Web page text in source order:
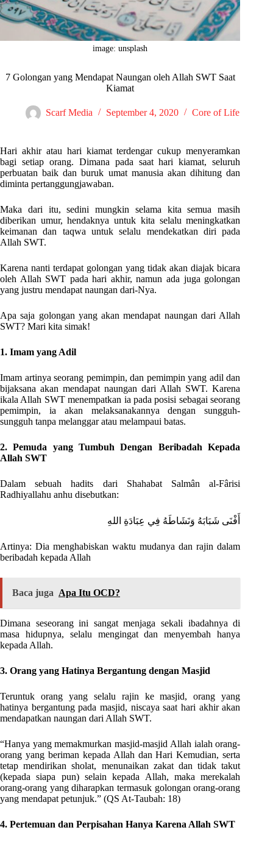
image: unsplash
7 Golongan yang Mendapat Naungan oleh Allah SWT Saat
Kiamat
Scarf Media September 4, 2020 Core of Life
Hari akhir atau hari kiamat terdengar cukup menyeramkan
bagi setiap orang. Dimana pada saat hari kiamat, seluruh
perbuatan baik dan buruk umat manusia akan dihitung dan
diminta pertanggungjawaban.
Maka dari itu, sedini mungkin selama kita semua masih
diberikan umur, hendaknya untuk kita selalu meningkatkan
keimanan dan taqwa untuk selalu mendekatkan diri pada
Allah SWT.
Karena nanti terdapat golongan yang tidak akan diajak bicara
oleh Allah SWT pada hari akhir, namun ada juga golongan
yang justru mendapat naungan dari-Nya.
Apa saja golongan yang akan mendapat naungan dari Allah
SWT? Mari kita simak!
1. Imam yang Adil
Imam artinya seorang pemimpin, dan pemimpin yang adil dan
bijaksana akan mendapat naungan dari Allah SWT. Karena
ikala Allah SWT menempatkan ia pada posisi sebagai seorang
pemimpin, ia akan melaksanakannya dengan sungguh-
sungguh tanpa melanggar atau melampaui batas.
2. Pemuda yang Tumbuh Dengan Beribadah Kepada
Allah SWT
Dalam sebuah hadits dari Shahabat Salmân al-Fârisi
Radhiyallahu anhu disebutkan:
أَفْنَى شَبَابَهُ وَنَشَاطَهُ فِي عِبَادَةِ اللهِ
Artinya: Dia menghabiskan waktu mudanya dan rajin dalam
beribadah kepada Allah
Baca juga Apa Itu OCD?
Dimana seseorang ini sangat menjaga sekali ibadahnya di
masa hidupnya, selalu mengingat dan menyembah hanya
kepada Allah.
3. Orang yang Hatinya Bergantung dengan Masjid
Teruntuk orang yang selalu rajin ke masjid, orang yang
hatinya bergantung pada masjid, niscaya saat hari akhir akan
mendapatkan naungan dari Allah SWT.
“Hanya yang memakmurkan masjid-masjid Allah ialah orang-
orang yang beriman kepada Allah dan Hari Kemudian, serta
tetap mendirikan sholat, menunaikan zakat dan tidak takut
(kepada siapa pun) selain kepada Allah, maka merekalah
orang-orang yang diharapkan termasuk golongan orang-orang
yang mendapat petunjuk.” (QS At-Taubah: 18)
4. Pertemuan dan Perpisahan Hanya Karena Allah SWT